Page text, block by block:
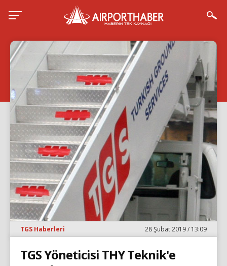
TGS Haberleri 28 Şubat 2019 / 13:09
TGS Yöneticisi THY Teknik'e